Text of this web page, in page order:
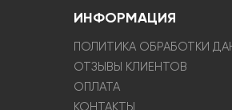
ИНФОРМАЦИЯ
ПОЛИТИКА ОБРАБОТКИ
ОТЗЫВЫ КЛИЕНТОВ
ОПЛАТА
КОНТАКТЫ